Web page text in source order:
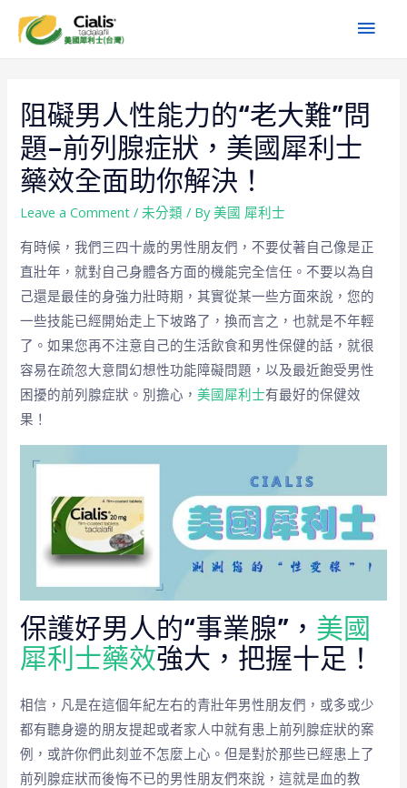
阻礙男人性能力的“老大難”問
題–前列腺症狀，美國犀利士
藥效全面助你解決！
Leave a Comment / 未分類 / By美國 犀利士
有時候，我們三四十歲的男性朋友們，不要仗著自己像是正
直壯年，就對自己身體各方面的機能完全信任。不要以為自
己還是最佳的身強力壯時期，其實從某一些方面來說，您的
一些技能已經開始走上下坡路了，換而言之，也就是不年輕
了。如果您再不注意自己的生活飲食和男性保健的話，就很
容易在疏忽大意間幻想性功能障礙問題，以及最近飽受男性
困擾的前列腺症狀。別擔心，美國犀利士有最好的保健效
果！
保護好男人的“事業腺”， 美國
犀利士藥效強大，把握十足！
相信，凡是在這個年紀左右的青壯年男性朋友們，或多或少
都有聽身邊的朋友提起或者家人中就有患上前列腺症狀的案
例，或許你們此刻並不怎麼上心。但是對於那些已經患上了
前列腺症狀而後悔不已的男性朋友們來說，這就是血的教